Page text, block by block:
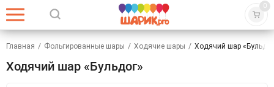
0
Главная / Фольгированные шары / Ходячие шары / Ходячий шар
Ходячий шар «Бульдог»